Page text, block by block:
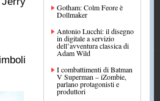
Gotham: Colm Feore è
Dollmaker
Antonio Lucchi: il disegno
in digitale a servizio
dell’avventura classica di
Adam Wild
I combattimenti di Batman
V Superman – iZombie,
parlano protagonisti e
produttori